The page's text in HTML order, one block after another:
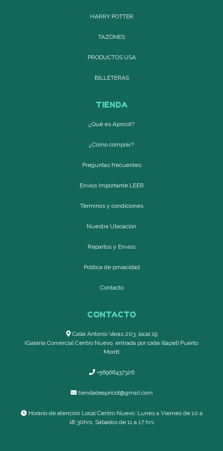
HARRY POTTER
TAZONES
PRODUCTOS USA
BILLETERAS
TIENDA
¿Qué es Apricot?
¿Cómo comprar?
Preguntas frecuentes
Envíos Importante LEER
Términos y condiciones
Nuestra Ubicación
Repartos y Envíos
Política de privacidad
Contacto
CONTACTO
Calle Antonio Varas 203, local 19
(Galería Comercial Centro Nuevo, entrada por calle Illapel) Puerto
Montt
+56966437326
tiendadeapricot@gmail.com
Horario de atención Local Centro Nuevo: Lunes a Viernes de 10 a
18:30hrs, Sábados de 11 a 17 hrs